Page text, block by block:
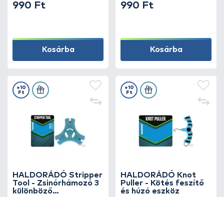
990 Ft
Kosárba
990 Ft
Kosárba
HALDORÁDÓ Stripper
Tool - Zsinórhámozó 3
különböző
+10
Ft
HALDORÁDÓ Knot
Puller - Kötés feszítő
és húzó eszköz
+10
Ft